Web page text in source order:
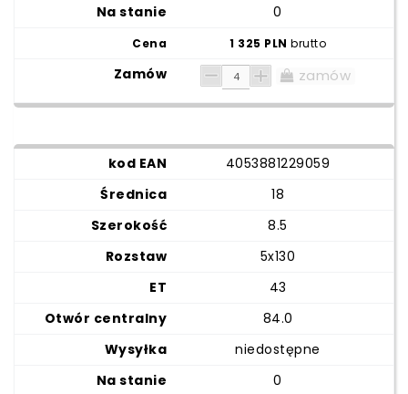
0
1 325 PLNbrutto
zamów
4053881229059
18
8.5
5x130
43
84.0
niedostępne
0